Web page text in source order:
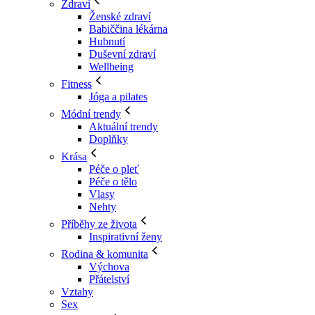
Zdraví
Ženské zdraví
Babiččina lékárna
Hubnutí
Duševní zdraví
Wellbeing
Fitness
Jóga a pilates
Módní trendy
Aktuální trendy
Doplňky
Krása
Péče o pleť
Péče o tělo
Vlasy
Nehty
Příběhy ze života
Inspirativní ženy
Rodina & komunita
Výchova
Přátelství
Vztahy
Sex